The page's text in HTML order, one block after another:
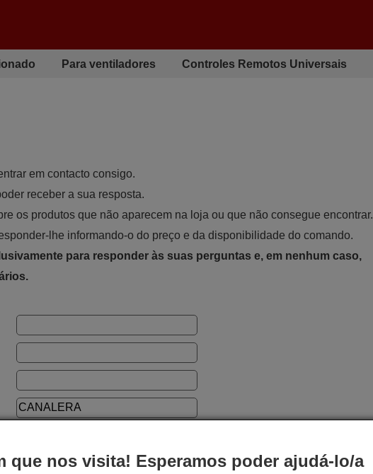
Para ventiladores Controles Remotos Universais
em contacto consigo.
receber a sua resposta.
os produtos que não aparecem na loja ou que não consegue encontrar.
lhe informando-o do preço e da disponibilidade do comando.
para responder às suas perguntas e, em nenhum caso,
que nos visita! Esperamos poder ajudá-lo/a